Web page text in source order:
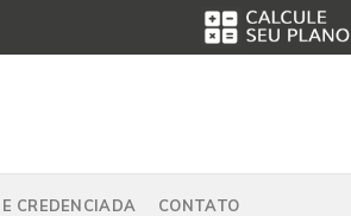
CREDENCIADA CONTATO